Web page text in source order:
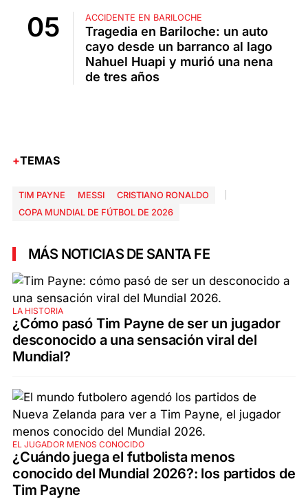
ACCIDENTE EN BARILOCHE
Tragedia en Bariloche: un auto
cayo desde un barranco al lago
Nahuel Huapi y murió una nena
de tres años
TEMAS
TIM PAYNE MESSI
CRISTIANO RONALDO
COPA MUNDIAL DE FÚTBOL DE 2026
MÁS NOTICIAS DE SANTA FE
LA HISTORIA
¿Cómo pasó Tim Payne de ser un jugador
desconocido a una sensación viral del
Mundial?
EL JUGADOR MENOS CONOCIDO
¿Cuándo juega el futbolista menos
conocido del Mundial 2026?: los partidos de
Tim Payne